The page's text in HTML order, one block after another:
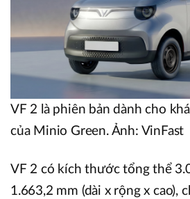
VF 2 là phiên bản dành cho
của Minio Green. Ảnh: VinFast
VF 2 có kích thước tổng thể
1.663,2 mm (dài x rộng x cao),